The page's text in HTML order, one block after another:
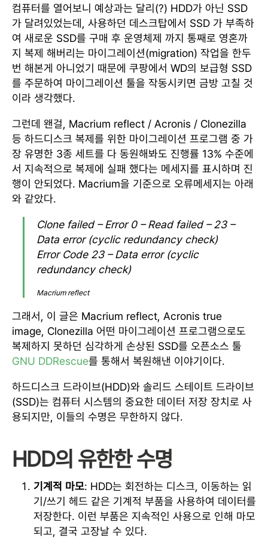
컴퓨터를 열어보니 예상과는 달리(?) HDD가 아닌 SSD
가 달려있었는데, 사용하던 데스크탑에서 SSD 가 부족하
여 새로운 SSD를 구매 후 운영체제 까지 통째로 영혼까
지 복제 해버리는 마이그레이션(migration) 작업을 한두
번 해본게 아니었기 때문에 쿠팡에서 WD의 보급형 SSD
를 주문하여 마이그레이션 툴을 작동시키면 금방 고칠 것
이라 생각했다.
그런데 왠걸, Macrium reflect / Acronis / Clonezilla
등 하드디스크 복제를 위한 마이그레이션 프로그램 중 가
장 유명한 3종 세트를 다 동원해봐도 진행률 13% 수준에
서 지속적으로 복제에 실패 했다는 메세지를 표시하며 진
행이 안되었다. Macrium을 기준으로 오류메세지는 아래
와 같았다.
Clone failed – Error 0 – Read failed – 23 –
Data error (cyclic redundancy check)
Error Code 23 – Data error (cyclic
redundancy check)
Macrium reflect
그래서, 이 글은 Macrium reflect, Acronis true
image, Clonezilla 어떤 마이그레이션 프로그램으로도
복제하지 못하던 심각하게 손상된 SSD를 오픈소스 툴
GNU DDRescue를 통해서 복원해낸 이야기이다.
하드디스크 드라이브(HDD)와 솔리드 스테이트 드라이브
(SSD)는 컴퓨터 시스템의 중요한 데이터 저장 장치로 사
용되지만, 이들의 수명은 무한하지 않다.
HDD의 유한한 수명
기계적 마모: HDD는 회전하는 디스크, 이동하는 읽
기/쓰기 헤드 같은 기계적 부품을 사용하여 데이터를
저장한다. 이런 부품은 지속적인 사용으로 인해 마모
되고, 결국 고장날 수 있다.